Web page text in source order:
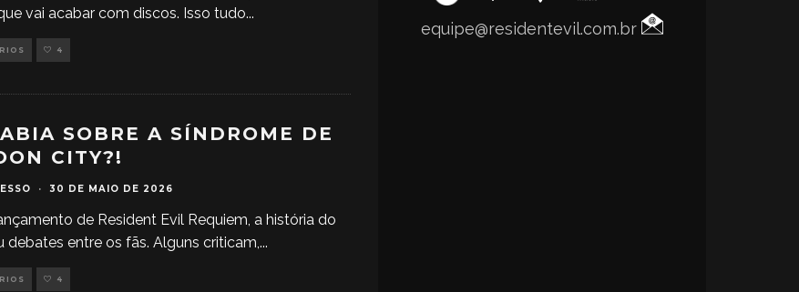
vai acabar com discos. Isso tudo...
4
SOBRE A SÍNDROME DE
CITY?!
· 30 DE MAIO DE 2026
de Resident Evil Requiem, a história do
debates entre os fãs. Alguns criticam,...
4
equipe@residentevil.com.br